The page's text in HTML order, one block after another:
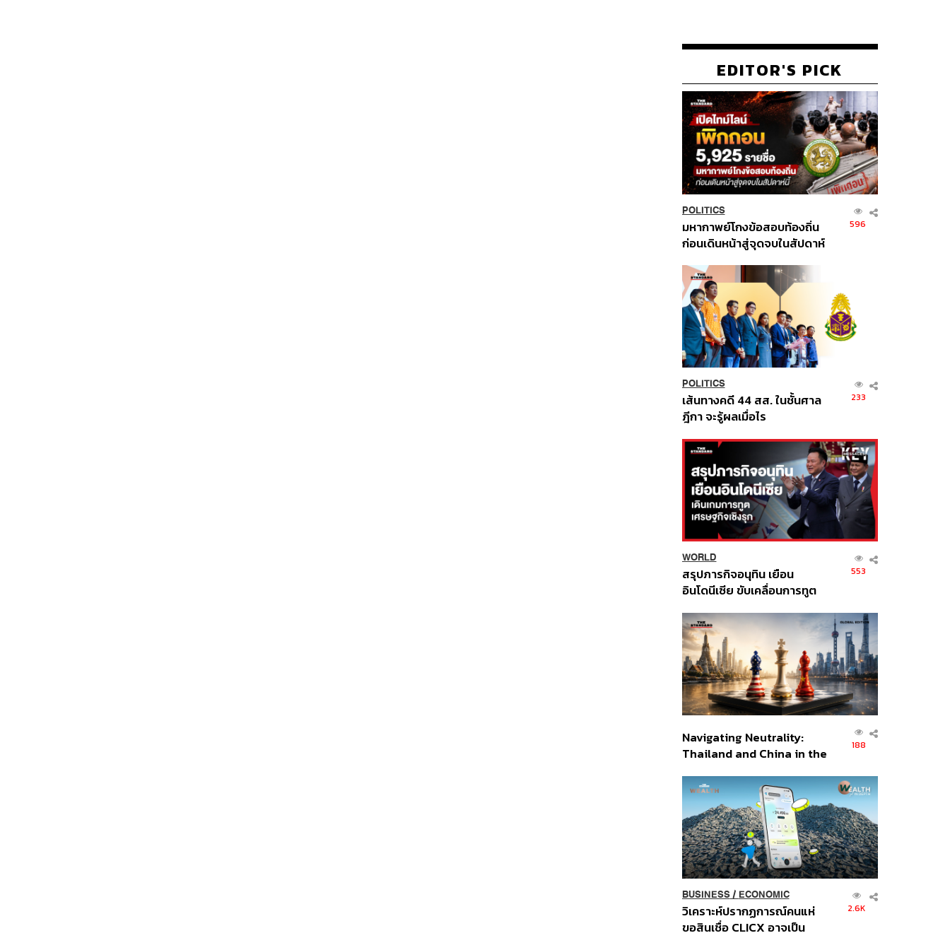
EDITOR'S PICK
POLITICS
มหากาพย์โกงข้อสอบท้องถิ่น
ก่อนเดินหน้าสู่จุดจบในสัปดาห์
596
POLITICS
เส้นทางคดี 44 สส. ในชั้นศาล
ฎีกา จะรู้ผลเมื่อไร
233
WORLD
สรุปภารกิจอนุทิน เยือน
อินโดนีเซีย ขับเคลื่อนการทูต
ส่วนยุทธศาสตร์ไทย –
อินโดนีเซีย
553
Navigating Neutrality:
Thailand and China in the
Order
188
BUSINESS/ ECONOMIC
วิเคราะห์ปรากฏการณ์คนแห่
ขอสินเชื่อ CLICX อาจเป็น
2.6K